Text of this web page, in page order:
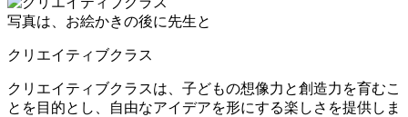
写真は、お絵かきの後に先生と
クリエイティブクラス
クリエイティブクラスは、 子どもの想像力と創造力を育むこ
とを目的とし、自由なアイデアを形にする楽しさを提供しま